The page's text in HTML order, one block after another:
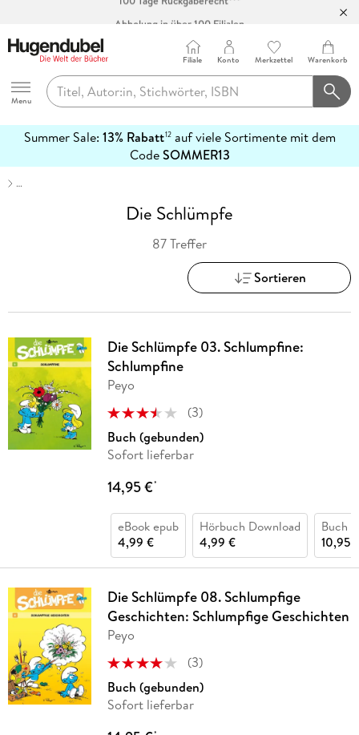
Abholung in über 100 Filialen
Hugendubel
Menu
Filiale Konto Merkzettel Warenkorb
Summer Sale: 13% Rabatt12auf viele Sortimente mit dem
CodeSOMMER13
erfahren
…
Die Schlümpfe
87 Treffer
Sortieren
Die Schlümpfe 03. Schlumpfine:
Schlumpfine
Peyo
(3)
Buch (gebunden)
Sofort lieferbar
14,95 €*
eBook epub
4,99 €
Hörbuch Download
4,99 €
Buch
10,95
Die Schlümpfe 08. Schlumpfige
Geschichten: Schlumpfige Geschichten
Peyo
(3)
Buch (gebunden)
Sofort lieferbar